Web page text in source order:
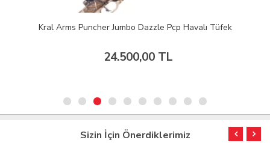
Kral Arms Puncher Jumbo Dazzle Pcp Havalı Tüfek
24.500,00 TL
Sizin İçin Önerdiklerimiz